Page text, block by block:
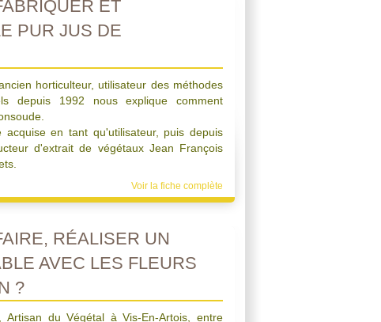
ET
PUR JUS DE
horticulteur, utilisateur des méthodes
depuis 1992 nous explique comment
acquise en tant qu'utilisateur, puis depuis
d'extrait de végétaux Jean François
Voir la fiche complète
RÉALISER UN
AVEC LES FLEURS
?
Artisan du Végétal à Vis-En-Artois, entre